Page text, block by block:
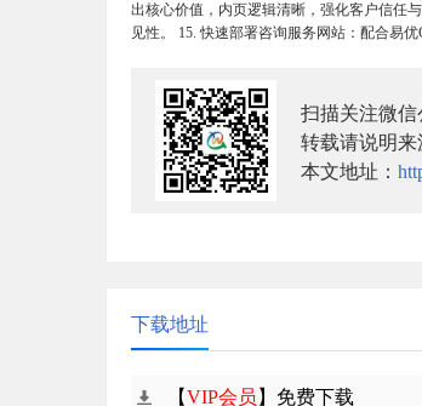
出核心价值，内页逻辑清晰，强化客户信任
见性。 15. 快速部署咨询服务网站：配合易
扫描关注微
转载请说明
本文地址：
下载地址
【VIP会员 】免费下载